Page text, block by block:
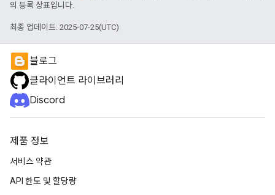
의 등록 상표입니다.
최종 업데이트: 2025-07-25(UTC)
블로그
클라이언트 라이브러리
Discord
제품 정보
서비스 약관
API 한도 및 할당량